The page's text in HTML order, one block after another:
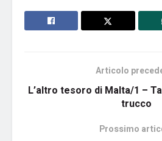
Articolo
L’altro tesoro di Malta/1 –
trucco
Prossimo